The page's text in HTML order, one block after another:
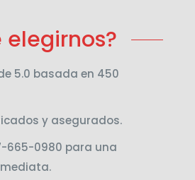
elegirnos?
5.0 basada en 450
y asegurados.
665-0980 para una